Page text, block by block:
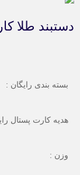
دستبند طلا
بسته بندی رایگان :
هدیه کارت پستال
وزن :